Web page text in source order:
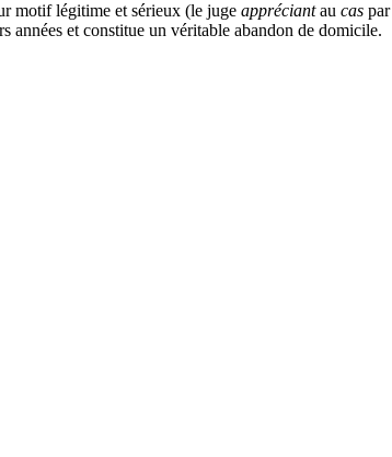
motif légitime et sérieux (le juge appréciantau cas par
années et constitue un véritable abandon de domicile.